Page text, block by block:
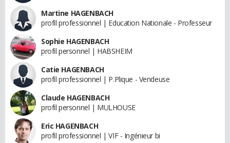
Martine HAGENBACH
profil professionnel | Education Nationale - Professeur
Sophie HAGENBACH
profil personnel | HABSHEIM
Catie HAGENBACH
profil professionnel | P.Plique - Vendeuse
Claude HAGENBACH
profil personnel | MULHOUSE
Eric HAGENBACH
profil professionnel | VIF - Ingénieur bi